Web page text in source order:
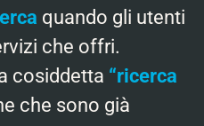
quando gli utenti
che offri.
cosiddetta “ricerca
che sono già